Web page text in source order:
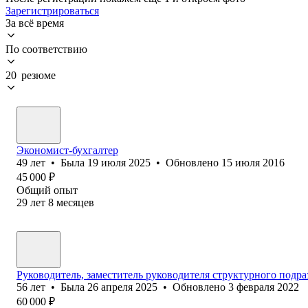
Зарегистрироваться
За всё время
По соответствию
20 резюме
Экономист-бухгалтер
49 лет • Была 19 июля 2025 • Обновлено 15 июля 2016
45 000 ₽
Общий опыт
29 лет 8 месяцев
Руководитель, заместитель руководителя структурного
56 лет • Была 26 апреля 2025 • Обновлено 3 февраля 2022
60 000 ₽